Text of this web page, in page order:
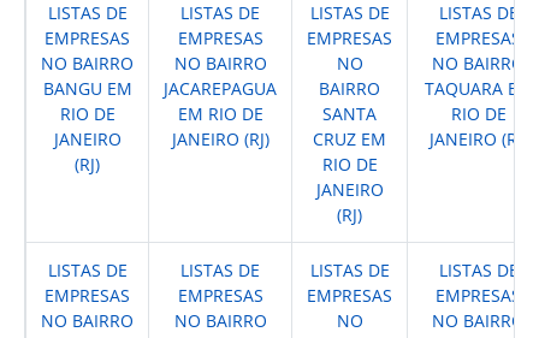
LISTAS DE
EMPRESAS
NO BAIRRO
BANGU EM
RIO DE
JANEIRO
(RJ)
LISTAS DE
EMPRESAS
NO BAIRRO
JACAREPAGUA
EM RIO DE
JANEIRO (RJ)
LISTAS DE
EMPRESAS
NO
BAIRRO
SANTA
CRUZ EM
RIO DE
JANEIRO
(RJ)
LISTAS DE
EMPRESAS
NO BAIRRO
TAQUARA EM
RIO DE
JANEIRO (RJ)
LISTAS DE
EMPRESAS
NO BAIRRO
LISTAS DE
EMPRESAS
NO BAIRRO
LISTAS DE
EMPRESAS
NO
LISTAS DE
EMPRESAS
NO BAIRRO